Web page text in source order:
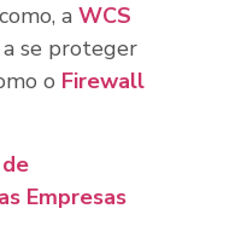
a WCS
se proteger
o Firewall
Empresas